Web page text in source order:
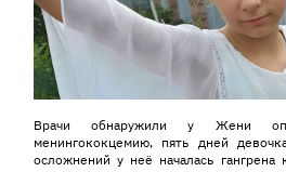
Врачи обнаружили у Жени
менингококцемию, пять дней
осложнений у неё началась гангрена